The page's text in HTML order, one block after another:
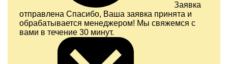
Заявка
отправлена Спасибо, Ваша заявка принята и
обрабатывается менеджером! Мы свяжемся с
вами в течение 30 минут.